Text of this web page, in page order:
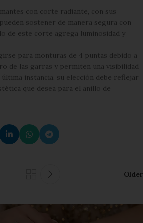
con corte radiante, con sus
sostener de manera segura con
de este corte agrega luminosidad y
para monturas de 4 puntas debido a
de las garras y permiten una visibilidad
última instancia, su elección debe reflejar
que desea para el anillo de
Older